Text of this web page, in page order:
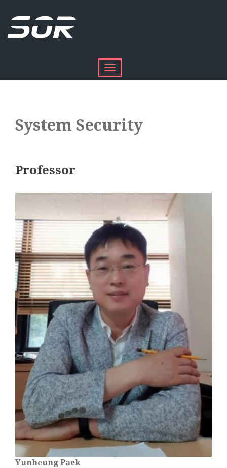
Toggle
navigation
System Security
Professor
Yunheung Paek